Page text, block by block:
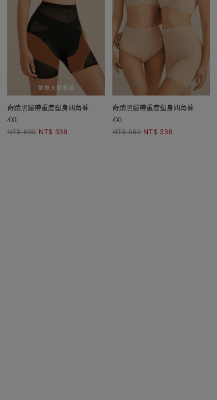
奇蹟黑繃帶重度塑身四角褲
4XL
NT$ 690 NT$ 338
奇蹟黑繃帶重度塑身四角褲
4XL
NT$ 690 NT$ 338